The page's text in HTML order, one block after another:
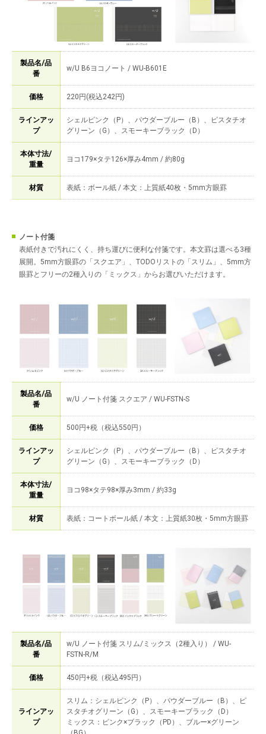
製品名/品
番
w/U B6ヨコノート / WU-B601E
価格 220円(税込242円)
ラインアッ
プ
シェルピンク（P）、パウダーブルー（B）、ピスタチオ
グリーン（G）、スモーキーブラック（D）
本体寸法/
重量
ヨコ179×タテ126×厚み4mm / 約80g
材質 表紙：ボール紙 / 本文：上質紙40枚・5mm方眼罫
ノート付箋
表紙付きで汚れにくく、持ち運びに便利な付箋です。本文罫は選べる3種
展開。5mm方眼罫の「スクエア」、TODOリストの「スリム」、5mm方
眼罫とフリーの2種入りの「ミックス」からお選びいただけます。
製品名/品
番
w/U ノート付箋 スクエア / WU-FSTN-S
価格 500円+税（税込550円）
ラインアッ
プ
シェルピンク（P）、パウダーブルー（B）、ピスタチオ
グリーン（G）、スモーキーブラック（D）
本体寸法/
重量
ヨコ98×タテ98×厚み3mm / 約33g
材質 表紙：コートボール紙 / 本文：上質紙30枚・5mm方眼罫
製品名/品
番
w/U ノート付箋 スリム/ミックス（2種入り） / WU-
FSTN-R/M
価格 450円+税（税込495円）
ラインアッ
プ
スリム：シェルピンク（P）、パウダーブルー（B）、ピ
スタチオグリーン（G）、スモーキーブラック（D）
ミックス：ピンク×ブラック（PD）、ブルー×グリーン